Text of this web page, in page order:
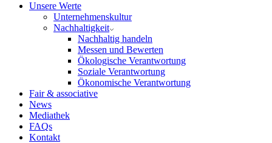
Unsere Werte
Unternehmenskultur
Nachhaltigkeit
Nachhaltig handeln
Messen und Bewerten
Ökologische Verantwortung
Soziale Verantwortung
Ökonomische Verantwortung
Fair & associative
News
Mediathek
FAQs
Kontakt